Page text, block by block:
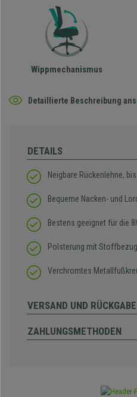
Wippmechanismus
Detaillierte Beschreibung
DETAILS
Neigbare Rückenlehne,
Bequeme Nacken- und
Bestens geeignet für die
Polsterung mit
Verchromtes
VERSAND UND RÜCKGABE
ZAHLUNGSMETHODEN